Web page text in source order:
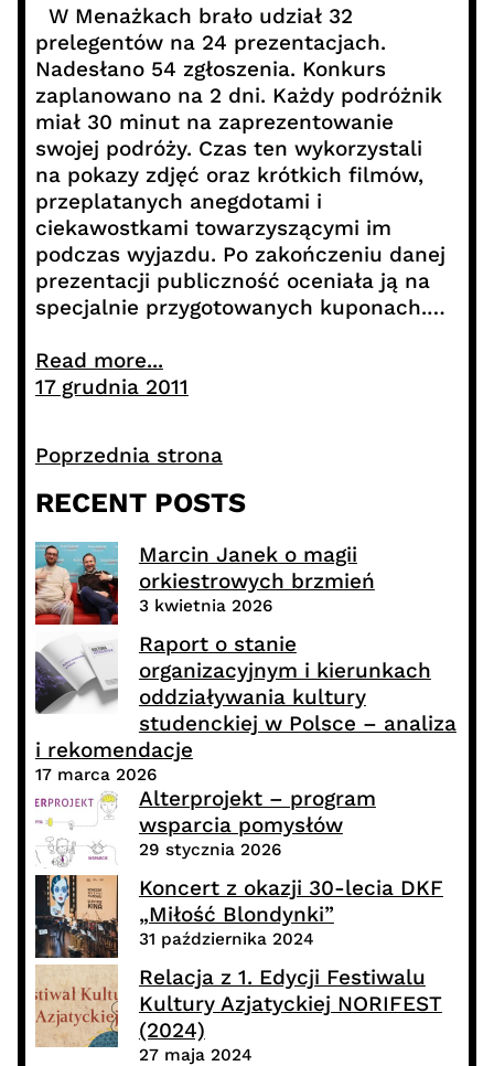
W Menażkach brało udział 32
prelegentów na 24 prezentacjach.
Nadesłano 54 zgłoszenia. Konkurs
zaplanowano na 2 dni. Każdy podróżnik
miał 30 minut na zaprezentowanie
swojej podróży. Czas ten wykorzystali
na pokazy zdjęć oraz krótkich filmów,
przeplatanych anegdotami i
ciekawostkami towarzyszącymi im
podczas wyjazdu. Po zakończeniu danej
prezentacji publiczność oceniała ją na
specjalnie przygotowanych kuponach.…
Read more...
17 grudnia 2011
Poprzednia strona
RECENT POSTS
Marcin Janek o magii
orkiestrowych brzmień
3 kwietnia 2026
Raport o stanie
organizacyjnym i kierunkach
oddziaływania kultury
studenckiej w Polsce – analiza
i rekomendacje
17 marca 2026
Alterprojekt – program
wsparcia pomysłów
29 stycznia 2026
Koncert z okazji 30-lecia DKF
„Miłość Blondynki”
31 października 2024
Relacja z 1. Edycji Festiwalu
Kultury Azjatyckiej NORIFEST
(2024)
27 maja 2024